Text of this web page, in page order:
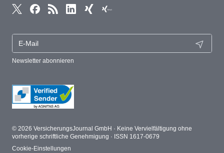
Newsletter abonnieren
© 2026 VersicherungsJournal GmbH · Keine Vervielfältigung ohne
vorherige schriftliche Genehmigung · ISSN 1617-0679
Cookie-Einstellungen